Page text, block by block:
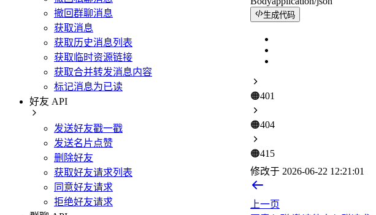
撤回群聊消息
获取消息
获取历史消息列表
获取临时资源链接
获取合并转发消息内容
标记消息为已读
好友 API
发送好友戳一戳
发送名片点赞
删除好友
获取好友请求列表
同意好友请求
拒绝好友请求
生成代码
🟠401
🟠404
🟠415
修改于 2026-06-22 12:21:01
上一页